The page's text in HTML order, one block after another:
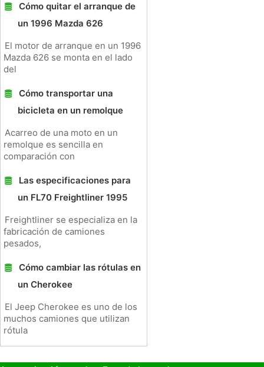
Cómo quitar el arranque de
un 1996 Mazda 626
El motor de arranque en un 1996
Mazda 626 se monta en el lado
del
Cómo transportar una
bicicleta en un remolque
Acarreo de una moto en un
remolque es sencilla en
comparación con
Las especificaciones para
un FL70 Freightliner 1995
Freightliner se especializa en la
fabricación de camiones
pesados,
Cómo cambiar las rótulas en
un Cherokee
El Jeep Cherokee es uno de los
muchos camiones que utilizan
rótula